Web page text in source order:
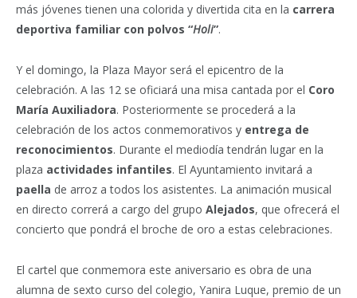
más jóvenes tienen una colorida y divertida cita en la carrera
deportiva familiar con polvos “Holi”.
Y el domingo, la Plaza Mayor será el epicentro de la
celebración. A las 12 se oficiará una misa cantada por el Coro
María Auxiliadora. Posteriormente se procederá a la
celebración de los actos conmemorativos y entrega de
reconocimientos. Durante el mediodía tendrán lugar en la
plaza actividades infantiles. El Ayuntamiento invitará a
paella de arroz a todos los asistentes. La animación musical
en directo correrá a cargo del grupo Alejados, que ofrecerá el
concierto que pondrá el broche de oro a estas celebraciones.
El cartel que conmemora este aniversario es obra de una
alumna de sexto curso del colegio, Yanira Luque, premio de un